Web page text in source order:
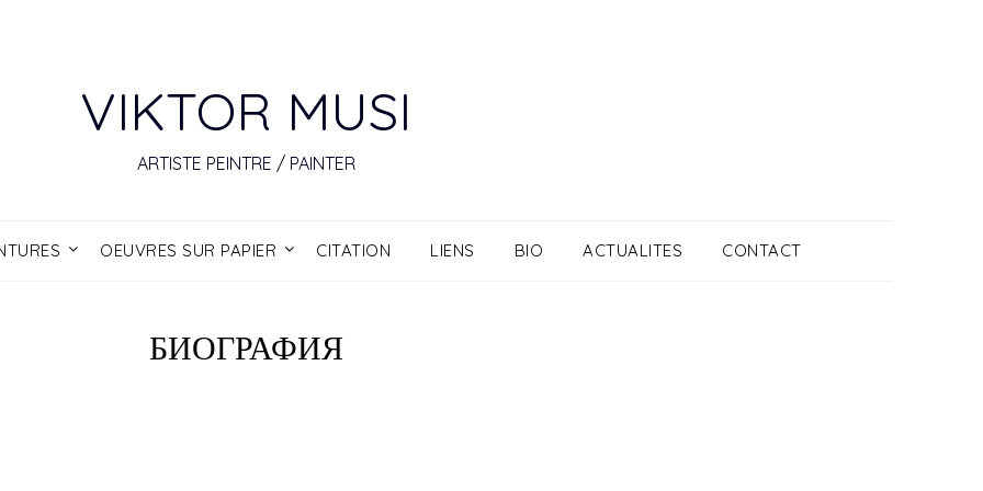
VIKTOR MUSI
ARTISTE PEINTRE / PAINTER
OEUVRES SUR PAPIER CITATION LIENS BIO ACTUALITES CONTACT
БИОГРАФИЯ